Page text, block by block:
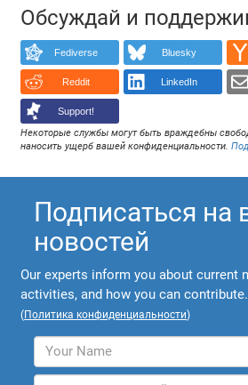
Обсуждай и
Fediverse Bluesky
Reddit LinkedIn
Support!
Некоторые службы могут быть враждебны
наносить ущерб вашей конфиденциальности.
Подписаться на
новостей
Our experts inform you about current
activities, and how you can contribute.
(Политика конфиденциальности)